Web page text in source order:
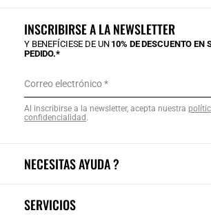
NECESITAS AYUDA ?
SERVICIOS
INSCRIBIRSE A LA NEWSLETTER
Y BENEFÍCIESE DE UN 10% DE DESCUENTO EN
PEDIDO.*
Correo electrónico
Al inscribirse a la newsletter, acepta nuestra
confidencialidad.